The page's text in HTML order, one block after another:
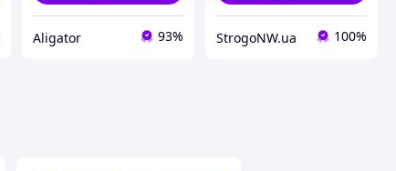
Aligator 93% StrogoNW.ua 100%